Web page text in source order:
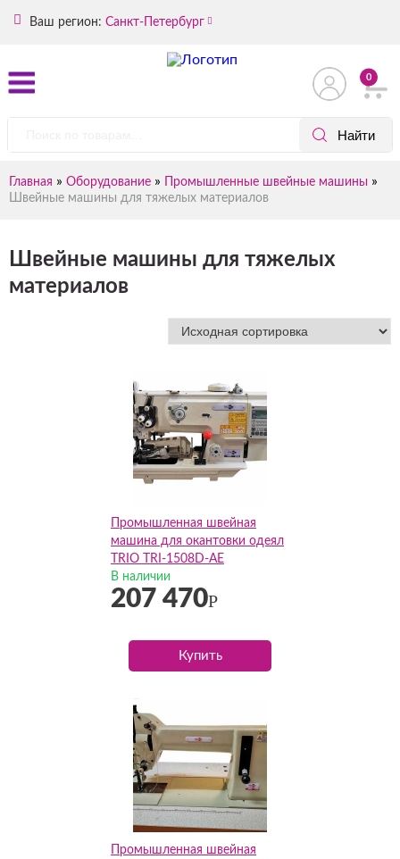
Ваш регион: Санкт-Петербург
0
Главная » Оборудование » Промышленные швейные машины »
Швейные машины для тяжелых материалов
Швейные машины для тяжелых
материалов
Промышленная швейная
машина для окантовки одеял
TRIO TRI-1508D-AE
(Комплект)
В наличии
207 470Р
Купить
Промышленная швейная